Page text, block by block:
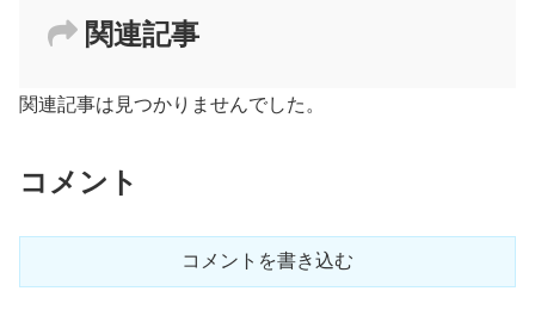
関連記事
関連記事は見つかりませんでした。
コメント
コメントを書き込む